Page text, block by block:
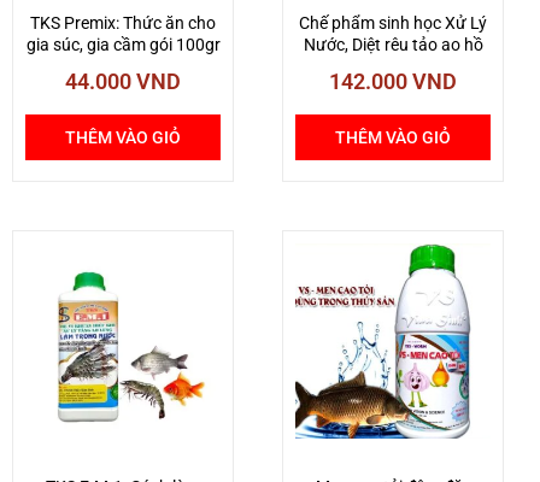
TKS Premix: Thức ăn cho
gia súc, gia cầm gói 100gr
44.000VND
THÊM VÀO GIỎ
Chế phẩm sinh học Xử Lý
Nước, Diệt rêu tảo ao hồ
142.000VND
THÊM VÀO GIỎ